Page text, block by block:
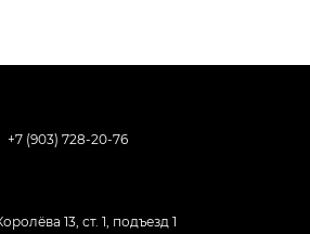
+7 (903) 728-20-76
13, ст. 1, подъезд 1